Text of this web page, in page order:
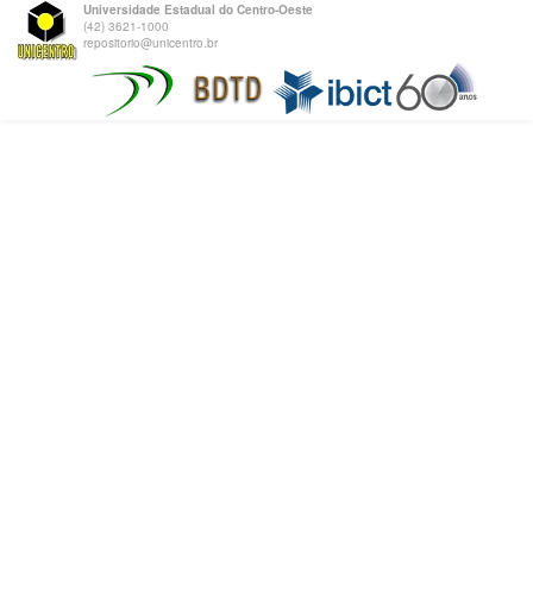
Universidade Estadual do Centro-Oeste
(42) 3621-1000
repositorio@unicentro.br